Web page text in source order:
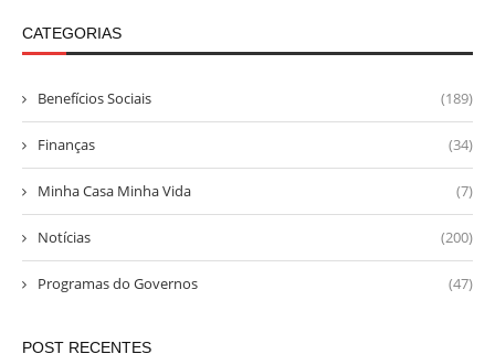
CATEGORIAS
Benefícios Sociais (189)
Finanças (34)
Minha Casa Minha Vida (7)
Notícias (200)
Programas do Governos (47)
POST RECENTES